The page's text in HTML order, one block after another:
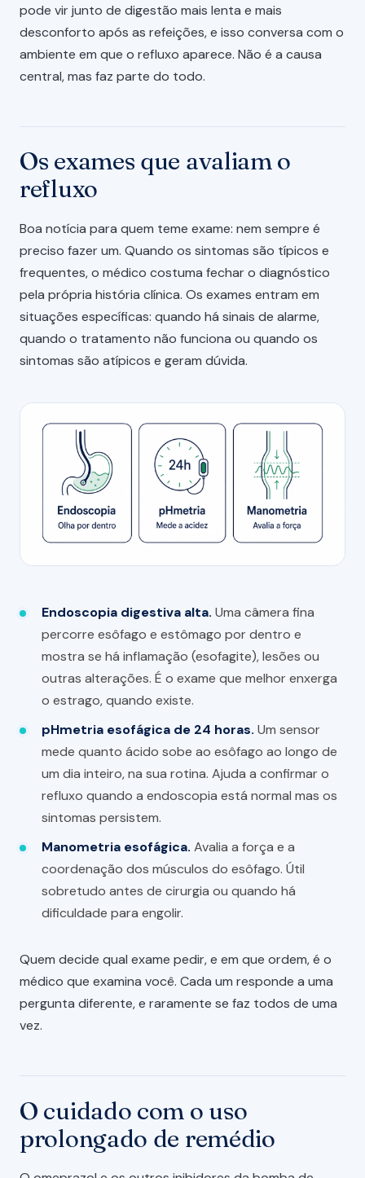
pode vir junto de digestão mais lenta e mais
desconforto após as refeições, e isso conversa com o
ambiente em que o refluxo aparece. Não é a causa
central, mas faz parte do todo.
Os exames que avaliam o
refluxo
Boa notícia para quem teme exame: nem sempre é
preciso fazer um. Quando os sintomas são típicos e
frequentes, o médico costuma fechar o diagnóstico
pela própria história clínica. Os exames entram em
situações específicas: quando há sinais de alarme,
quando o tratamento não funciona ou quando os
sintomas são atípicos e geram dúvida.
Endoscopia digestiva alta. Uma câmera fina
percorre esôfago e estômago por dentro e
mostra se há inflamação (esofagite), lesões ou
outras alterações. É o exame que melhor enxerga
o estrago, quando existe.
pHmetria esofágica de 24 horas. Um sensor
mede quanto ácido sobe ao esôfago ao longo de
um dia inteiro, na sua rotina. Ajuda a confirmar o
refluxo quando a endoscopia está normal mas os
sintomas persistem.
Manometria esofágica. Avalia a força e a
coordenação dos músculos do esôfago. Útil
sobretudo antes de cirurgia ou quando há
dificuldade para engolir.
Quem decide qual exame pedir, e em que ordem, é o
médico que examina você. Cada um responde a uma
pergunta diferente, e raramente se faz todos de uma
vez.
O cuidado com o uso
prolongado de remédio